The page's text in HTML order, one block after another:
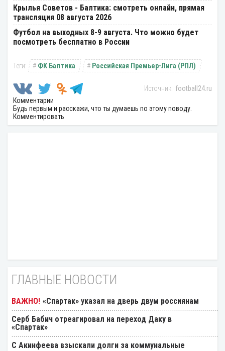
Крылья Советов - Балтика: смотреть онлайн, прямая
трансляция 08 августа 2026
Футбол на выходных 8-9 августа. Что можно будет
посмотреть бесплатно в России
ФК Балтика Российская Премьер-Лига (РПЛ)
football24.ru
Комментарии
Будь первым и расскажи, что ты думаешь по этому поводу.
Комментировать
ГЛАВНЫЕ НОВОСТИ
«Спартак» указал на дверь двум россиянам
Серб Бабич отреагировал на переход Даку в
«Спартак»
С Акинфеева взыскали долги за коммунальные